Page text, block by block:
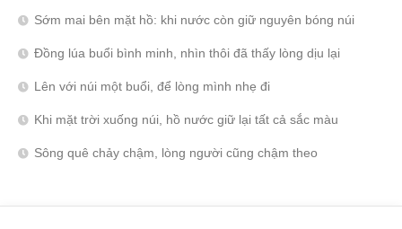
Sớm mai bên mặt hồ: khi nước còn giữ nguyên bóng núi
Đồng lúa buổi bình minh, nhìn thôi đã thấy lòng dịu lại
Lên với núi một buổi, để lòng mình nhẹ đi
Khi mặt trời xuống núi, hồ nước giữ lại tất cả sắc màu
Sông quê chảy chậm, lòng người cũng chậm theo